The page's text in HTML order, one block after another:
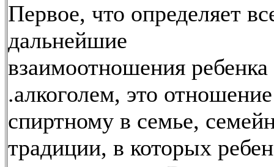
Первое, что определяет
дальнейшие
взаимоотношения ребенка
.алкоголем, это
спиртному в семье,
традиции, в которых